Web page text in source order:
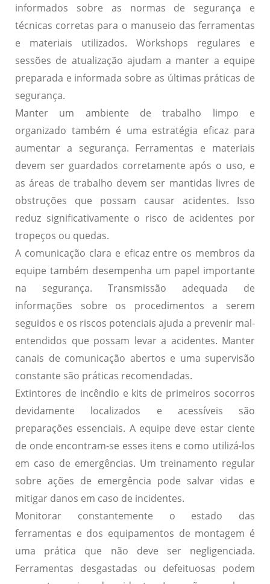
informados sobre as normas de segurança e
técnicas corretas para o manuseio das ferramentas
e materiais utilizados. Workshops regulares e
sessões de atualização ajudam a manter a equipe
preparada e informada sobre as últimas práticas de
segurança.
Manter um ambiente de trabalho limpo e
organizado também é uma estratégia eficaz para
aumentar a segurança. Ferramentas e materiais
devem ser guardados corretamente após o uso, e
as áreas de trabalho devem ser mantidas livres de
obstruções que possam causar acidentes. Isso
reduz significativamente o risco de acidentes por
tropeços ou quedas.
A comunicação clara e eficaz entre os membros da
equipe também desempenha um papel importante
na segurança. Transmissão adequada de
informações sobre os procedimentos a serem
seguidos e os riscos potenciais ajuda a prevenir mal-
entendidos que possam levar a acidentes. Manter
canais de comunicação abertos e uma supervisão
constante são práticas recomendadas.
Extintores de incêndio e kits de primeiros socorros
devidamente localizados e acessíveis são
preparações essenciais. A equipe deve estar ciente
de onde encontram-se esses itens e como utilizá-los
em caso de emergências. Um treinamento regular
sobre ações de emergência pode salvar vidas e
mitigar danos em caso de incidentes.
Monitorar constantemente o estado das
ferramentas e dos equipamentos de montagem é
uma prática que não deve ser negligenciada.
Ferramentas desgastadas ou defeituosas podem